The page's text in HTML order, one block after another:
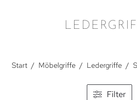
Start / Möbelgriffe / Ledergriffe /
Filter